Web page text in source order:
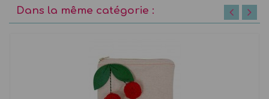
Dans la même catégorie :